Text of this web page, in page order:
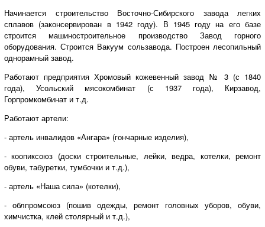
Начинается строительство Восточно-Сибирского завода легких
сплавов (законсервирован в 1942 году). В 1945 году на его базе
строится машиностроительное производство Завод горного
оборудования. Строится Вакуум сользавода. Построен лесопильный
однорамный завод.
Работают предприятия Хромовый кожевенный завод № 3 (с 1840
года), Усольский мясокомбинат (с 1937 года), Кирзавод,
Горпромкомбинат и т.д.
Работают артели:
- артель инвалидов «Ангара» (гончарные изделия),
- коопиксоюз (доски строительные, лейки, ведра, котелки, ремонт
обуви, табуретки, тумбочки и т.д.),
- артель «Наша сила» (котелки),
- облпромсоюз (пошив одежды, ремонт головных уборов, обуви,
химчистка, клей столярный и т.д.),